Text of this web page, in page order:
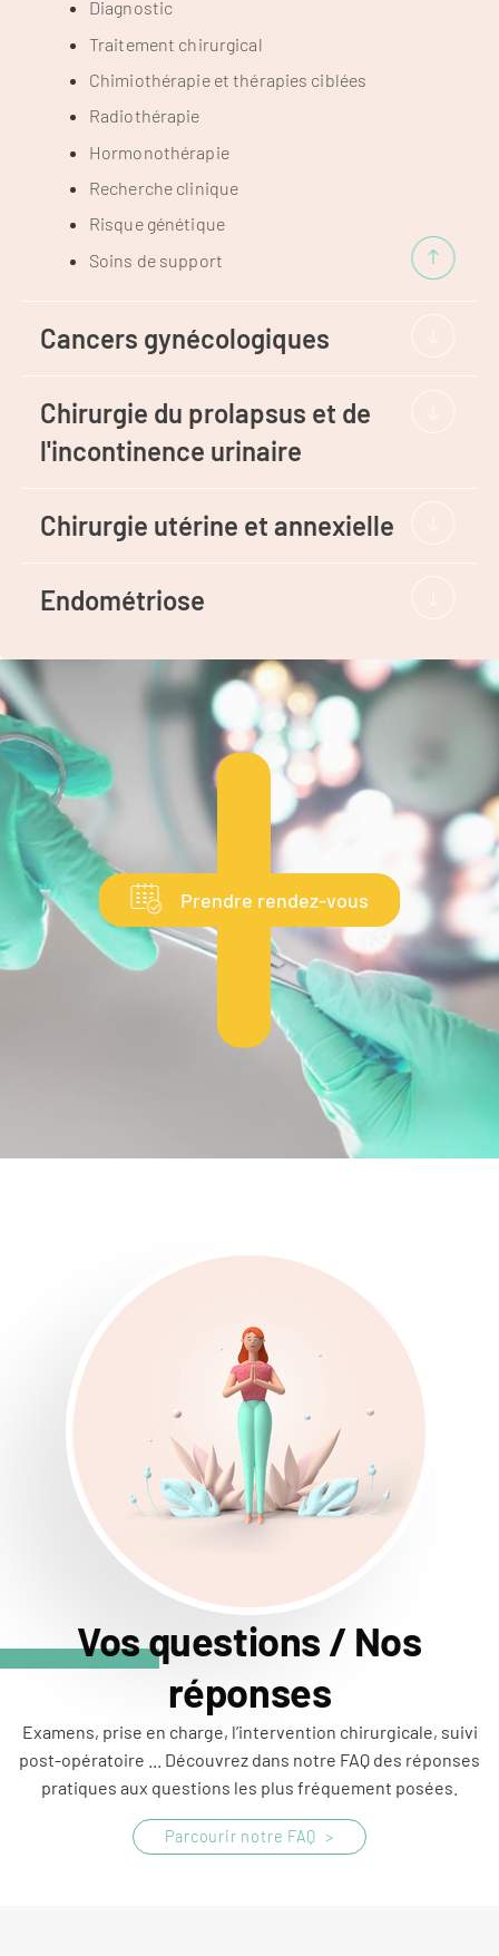
Diagnostic
Traitement chirurgical
Chimiothérapie et thérapies ciblées
Radiothérapie
Hormonothérapie
Recherche clinique
Risque génétique
Soins de support
Cancers gynécologiques
Chirurgie du prolapsus et de
l'incontinence urinaire
Chirurgie utérine et annexielle
Endométriose
Prendre rendez-vous
Vos questions / Nos
réponses
Examens, prise en charge, l’intervention chirurgicale, suivi
post-opératoire ... Découvrez dans notre FAQ des réponses
pratiques aux questions les plus fréquement posées.
Parcourir notre FAQ